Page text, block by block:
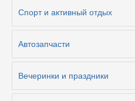
Cпорт и активный отдых
Автозапчасти
Вечеринки и праздники